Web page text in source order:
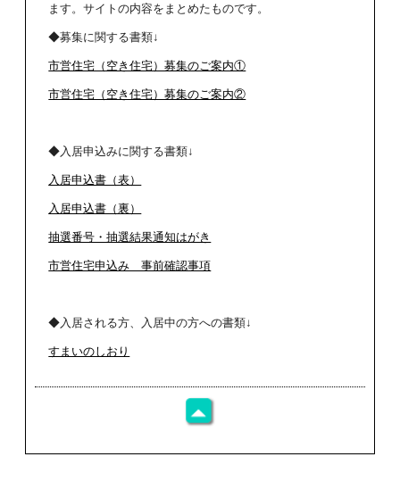
ます。サイトの内容をまとめたものです。
◆募集に関する書類↓
市営住宅（空き住宅）募集のご案内①
市営住宅（空き住宅）募集のご案内②
◆入居申込みに関する書類↓
入居申込書（表）
入居申込書（裏）
抽選番号・抽選結果通知はがき
市営住宅申込み 事前確認事項
◆入居される方、入居中の方への書類↓
すまいのしおり